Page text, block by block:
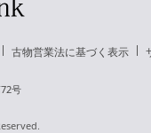
古物営業法に基づく表示
号